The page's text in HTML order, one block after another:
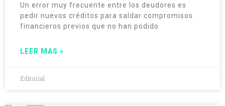
Un error muy frecuente entre los deudores es
pedir nuevos créditos para saldar compromisos
financieros previos que no han podido
LEER MAS »
Editorial